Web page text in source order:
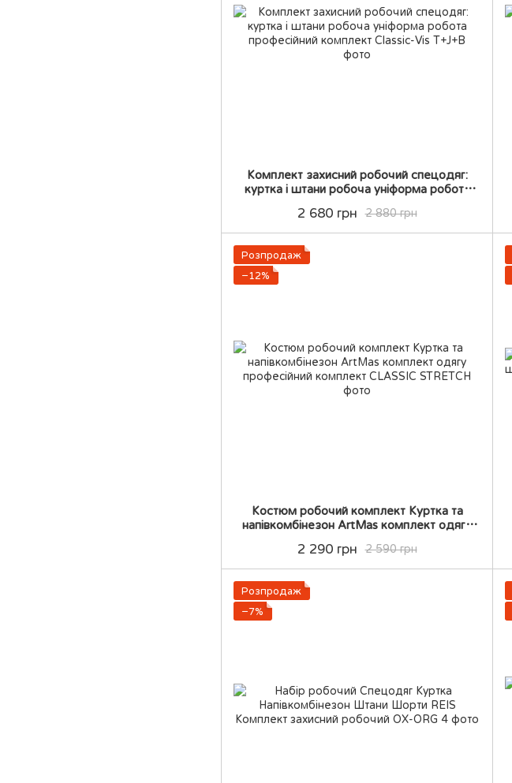
Комплект захисний робочий спецодяг:
куртка і штани робоча уніформа робота
2 880 грн
2 680 грн
Розпродаж
−12%
Костюм робочий комплект Куртка та
напівкомбінезон ArtMas комплект одягу
2 590 грн
2 290 грн
Розпродаж
−7%